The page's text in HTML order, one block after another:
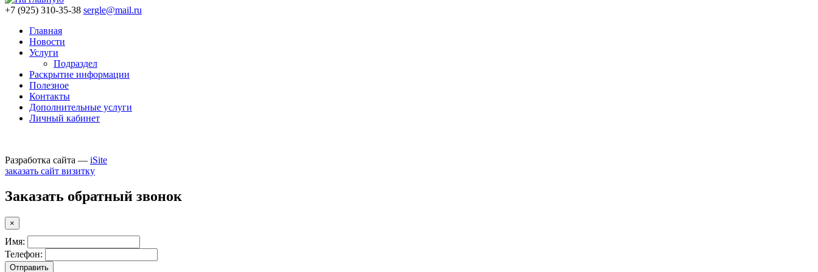
+7 (925) 310-35-38 sergle@mail.ru
Главная
Новости
Услуги
Подраздел
Раскрытие информации
Полезное
Контакты
Дополнительные услуги
Личный кабинет
Разработка сайта — iSite
заказать сайт визитку
Заказать обратный звонок
×
Имя:
Телефон: